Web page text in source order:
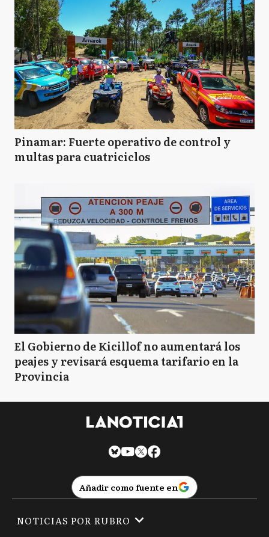
Pinamar: Fuerte operativo de control y
multas para cuatriciclos
El Gobierno de Kicillof no aumentará los
peajes y revisará esquema tarifario en la
Provincia
Añadir como fuente en
NOTICIAS POR RUBRO